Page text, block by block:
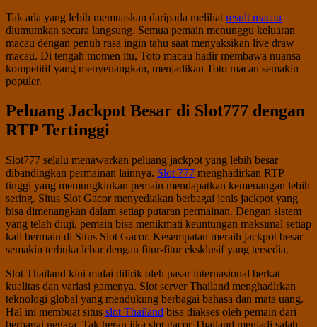
Tak ada yang lebih memuaskan daripada melihat result macau
diumumkan secara langsung. Semua pemain menunggu keluaran
macau dengan penuh rasa ingin tahu saat menyaksikan live draw
macau. Di tengah momen itu, Toto macau hadir membawa nuansa
kompetitif yang menyenangkan, menjadikan Toto macau semakin
populer.
Peluang Jackpot Besar di Slot777 dengan
RTP Tertinggi
Slot777 selalu menawarkan peluang jackpot yang lebih besar
dibandingkan permainan lainnya. Slot 777 menghadirkan RTP
tinggi yang memungkinkan pemain mendapatkan kemenangan lebih
sering. Situs Slot Gacor menyediakan berbagai jenis jackpot yang
bisa dimenangkan dalam setiap putaran permainan. Dengan sistem
yang telah diuji, pemain bisa menikmati keuntungan maksimal setiap
kali bermain di Situs Slot Gacor. Kesempatan meraih jackpot besar
semakin terbuka lebar dengan fitur-fitur eksklusif yang tersedia.
Slot Thailand kini mulai dilirik oleh pasar internasional berkat
kualitas dan variasi gamenya. Slot server Thailand menghadirkan
teknologi global yang mendukung berbagai bahasa dan mata uang.
Hal ini membuat situs slot Thailand bisa diakses oleh pemain dari